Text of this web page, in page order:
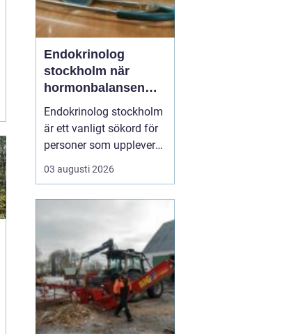
Endokrinolog
stockholm när
hormonbalansen
behöver
specialistvård
Endokrinolog stockholm
är ett vanligt sökord för
personer som upplever
trötthet, viktförändringar,
humörsvängningar eller
spelar en roll. Många går
lång tid med diffusa
symtom utan att få en
tydlig ...
03 augusti 2026